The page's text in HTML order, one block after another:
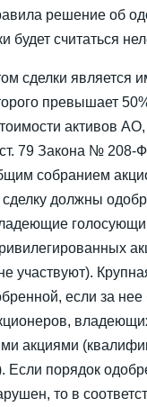
решение об
будет считаться
сделки является
превышает
активов АО,
79 Закона № 208-
собранием
должны
участвуют).
если за нее
акциями
Если порядок
то в